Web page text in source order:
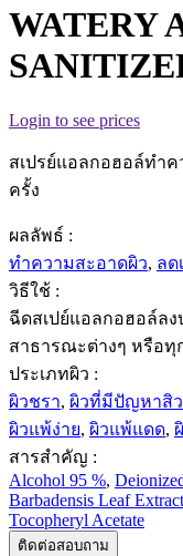
WATERY
Login to see prices
สเปรย์แอลกอฮอล์ทำ
ครั้ง
ผลลัพธ์ :
ทำความสะอาดผิว, ลด
วิธีใช้ :
ฉีดสเปย์แอลกอฮอล์ล
สาธารณะต่างๆ หรือทุ
ประเภทผิว :
ผิวชรา, ผิวที่มีปัญหาสิว
ผิวแพ้ง่าย, ผิวแพ้แดด,
สารสำคัญ :
Alcohol 95 %,
Barbadensis Leaf Extract
Tocopheryl Acetate
ติดต่อสอบถาม